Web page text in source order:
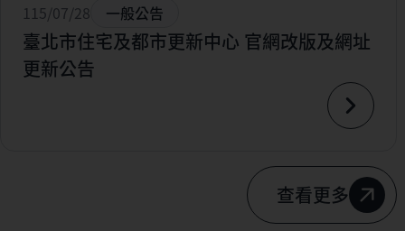
115/07/28 一般公告
臺北市住宅及都市更新中心 官網改版及網址
更新公告
查看更多